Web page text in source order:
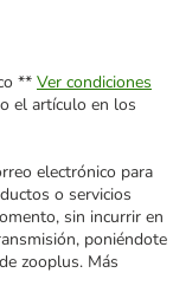
** Ver condiciones
el artículo en los
electrónico para
o servicios
sin incurrir en
poniéndote
zooplus. Más